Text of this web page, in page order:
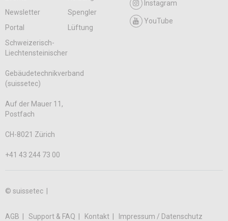
Newsletter
Spengler
Portal
Lüftung
Instagram
YouTube
Schweizerisch-
Liechtensteinischer
Gebäudetechnikverband
(suissetec)
Auf der Mauer 11,
Postfach
CH-8021 Zürich
+41 43 244 73 00
© suissetec |
AGB Support & FAQ Kontakt Impressum / Datenschutz